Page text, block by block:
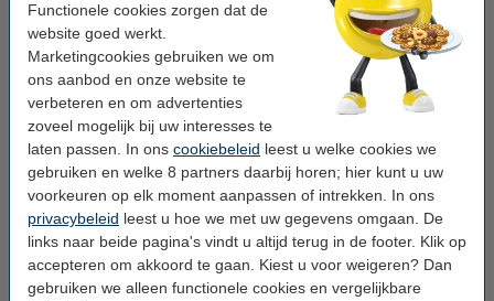
Functionele cookies zorgen dat de
website goed werkt.
Marketingcookies gebruiken we om
ons aanbod en onze website te
verbeteren en om advertenties
zoveel mogelijk bij uw interesses te
laten passen. In ons cookiebeleid leest u welke cookies we
gebruiken en welke 8 partners daarbij horen; hier kunt u uw
voorkeuren op elk moment aanpassen of intrekken. In ons
privacybeleid leest u hoe we met uw gegevens omgaan. De
links naar beide pagina's vindt u altijd terug in de footer. Klik op
accepteren om akkoord te gaan. Kiest u voor weigeren? Dan
gebruiken we alleen functionele cookies en vergelijkbare
Lexmark Nr.16 (10N0016)
inktcartridge zwart hoge
capaciteit (123inkt huismerk)
€ 22,50 Incl. 21% btw
Lexmark Nr.50 (17G0050)
inktcartridge zwart hoge
capaciteit (123inkt huismerk)
€ 17,50 Incl. 21% btw